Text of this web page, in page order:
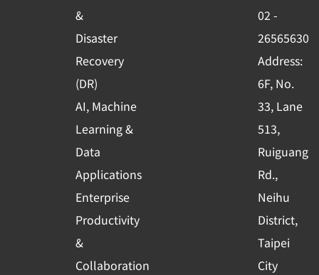
&
Disaster
Recovery
(DR)
AI, Machine
Learning &
Data
Applications
Enterprise
Productivity
&
Collaboration
o
k
-
s
q
u
a
r
e
e
i
n
02 -
26565630
Address:
6F, No.
33, Lane
513,
Ruiguang
Rd.,
Neihu
District,
Taipei
City